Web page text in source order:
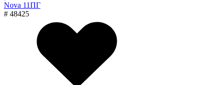
Nova 11ПГ
# 48425